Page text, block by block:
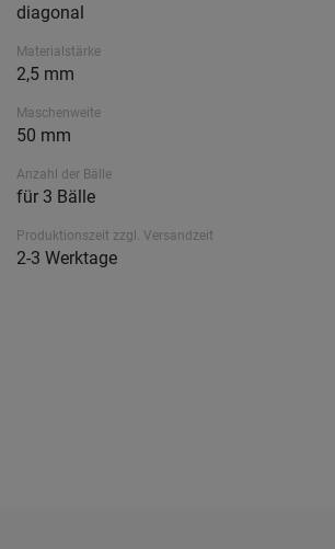
diagonal
Materialstärke
2,5 mm
Maschenweite
50 mm
Anzahl der Bälle
für 3 Bälle
Produktionszeit zzgl. Versandzeit
2-3 Werktage